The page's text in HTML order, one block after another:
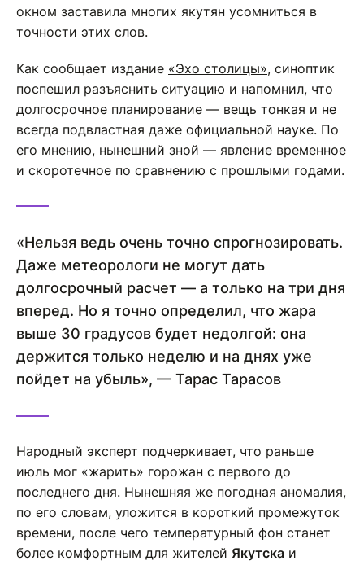
окном заставила многих якутян усомниться в
точности этих слов.
Как сообщает издание «Эхо столицы», синоптик
поспешил разъяснить ситуацию и напомнил, что
долгосрочное планирование — вещь тонкая и не
всегда подвластная даже официальной науке. По
его мнению, нынешний зной — явление временное
и скоротечное по сравнению с прошлыми годами.
«Нельзя ведь очень точно спрогнозировать.
Даже метеорологи не могут дать
долгосрочный расчет — а только на три дня
вперед. Но я точно определил, что жара
выше 30 градусов будет недолгой: она
держится только неделю и на днях уже
пойдет на убыль», — Тарас Тарасов
Народный эксперт подчеркивает, что раньше
июль мог «жарить» горожан с первого до
последнего дня. Нынешняя же погодная аномалия,
по его словам, уложится в короткий промежуток
времени, после чего температурный фон станет
более комфортным для жителей Якутска и